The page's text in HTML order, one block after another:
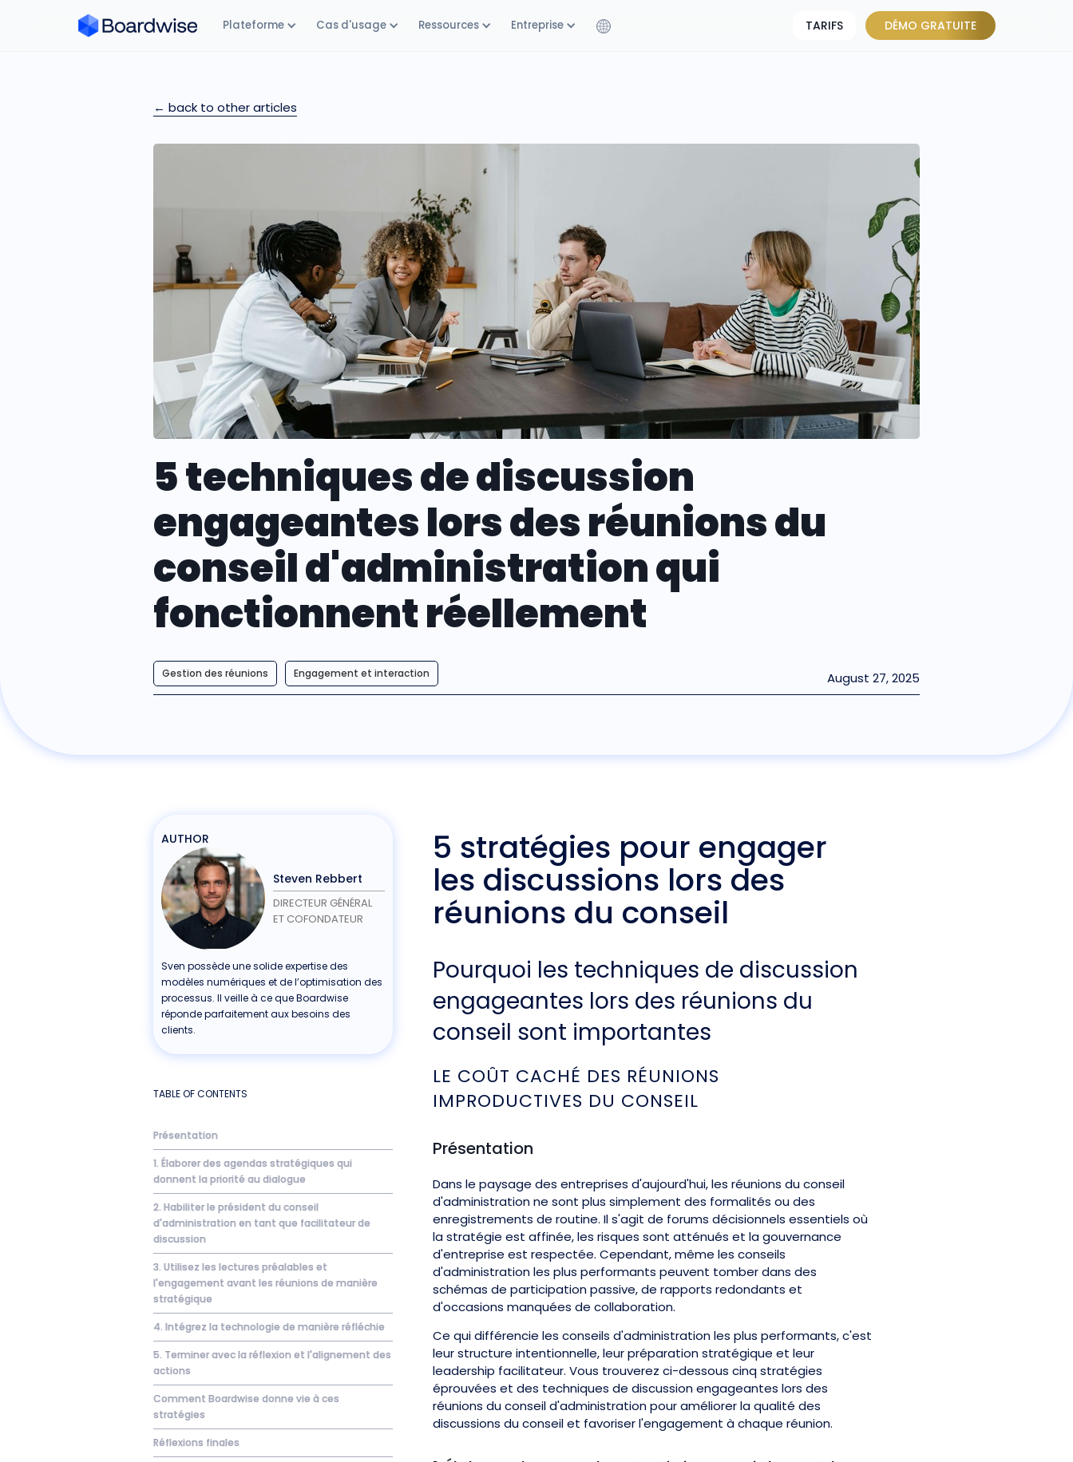
Plateforme Cas d'usage Ressources Entreprise TARIFS DÉMO GRATUITE
← back to other articles
5 techniques de discussion
engageantes lors des réunions du
conseil d'administration qui
fonctionnent réellement
Gestion des réunions Engagement et interaction August 27, 2025
AUTHOR
Steven Rebbert
DIRECTEUR GÉNÉRAL
ET COFONDATEUR
Sven possède une solide expertise des
modèles numériques et de l’optimisation des
processus. Il veille à ce que Boardwise
réponde parfaitement aux besoins des
clients.
TABLE OF CONTENTS
Présentation
1. Élaborer des agendas stratégiques qui
donnent la priorité au dialogue
2. Habiliter le président du conseil
d'administration en tant que facilitateur de
discussion
3. Utilisez les lectures préalables et
l'engagement avant les réunions de manière
stratégique
4. Intégrez la technologie de manière réfléchie
5. Terminer avec la réflexion et l'alignement des
actions
Comment Boardwise donne vie à ces
stratégies
Réflexions finales
5 stratégies pour engager
les discussions lors des
réunions du conseil
Pourquoi les techniques de discussion
engageantes lors des réunions du
conseil sont importantes
LE COÛT CACHÉ DES RÉUNIONS
IMPRODUCTIVES DU CONSEIL
Présentation
Dans le paysage des entreprises d'aujourd'hui, les réunions du conseil
d'administration ne sont plus simplement des formalités ou des
enregistrements de routine. Il s'agit de forums décisionnels essentiels où
la stratégie est affinée, les risques sont atténués et la gouvernance
d'entreprise est respectée. Cependant, même les conseils
d'administration les plus performants peuvent tomber dans des
schémas de participation passive, de rapports redondants et
d'occasions manquées de collaboration.
Ce qui différencie les conseils d'administration les plus performants, c'est
leur structure intentionnelle, leur préparation stratégique et leur
leadership facilitateur. Vous trouverez ci-dessous cinq stratégies
éprouvées et des techniques de discussion engageantes lors des
réunions du conseil d'administration pour améliorer la qualité des
discussions du conseil et favoriser l'engagement à chaque réunion.